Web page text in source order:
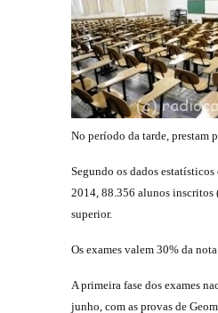
No período da tarde, prestam
Segundo os dados
2014, 88.356 alunos inscritos
superior.
Os exames valem 30% da
A primeira fase dos exames
junho, com as provas de